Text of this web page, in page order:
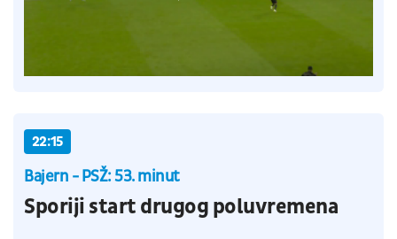
22:15
Bajern - PSŽ: 53. minut
Sporiji start drugog poluvremena